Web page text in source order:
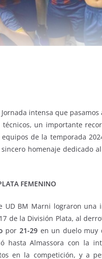
intensa que pasamos
un importante
de la temporada
homenaje dedicado
FEMENINO
UD BM Marni lograron una
de la División Plata, al
por 21-29en un duelo muy
hasta Almassora con la
en la competición, y a